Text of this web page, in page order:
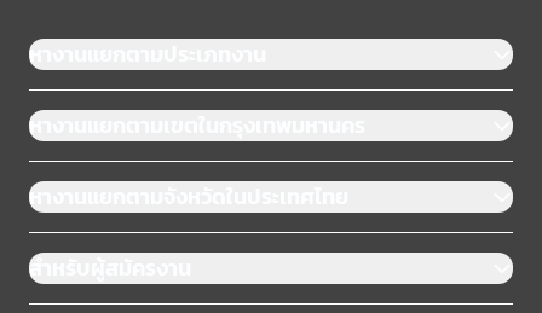
หางานแยกตามประเภทงาน
หางานแยกตามเขตในกรุงเทพมหานคร
หางานแยกตามจังหวัดในประเทศไทย
สำหรับผู้สมัครงาน